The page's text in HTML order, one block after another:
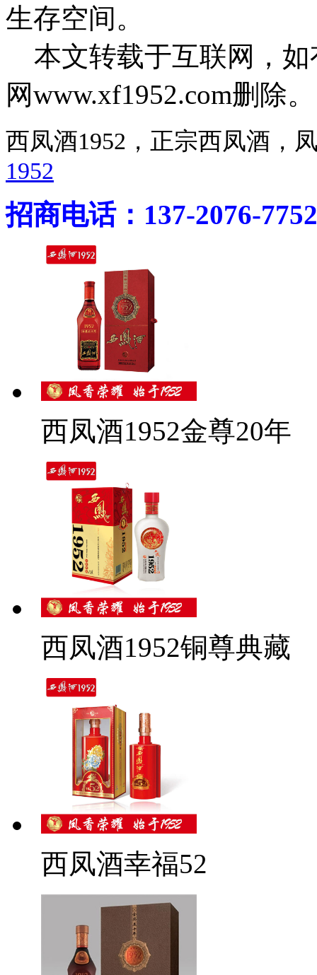
生存空间。
本文转载于互联网，如
网www.xf1952.com删除。
西凤酒1952，正宗西凤酒
1952
招商电话：137-2076-7752
西凤酒1952金尊20年
西凤酒1952铜尊典藏
西凤酒幸福52